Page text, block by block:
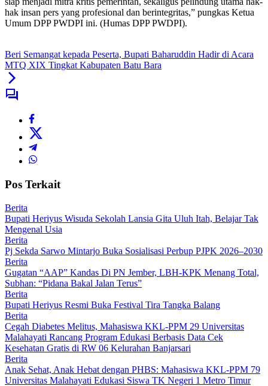
hak insan pers yang profesional dan berintegritas,” pungkas Ketua
Umum DPP PWDPI ini. (Humas DPP PWDPI).
Beri Semangat kepada Peserta, Bupati Baharuddin Hadir di Acara
MTQ XIX Tingkat Kabupaten Batu Bara
Pos Terkait
Berita
Bupati Heriyus Wisuda Sekolah Lansia Gita Uluh Itah, Belajar Tak
Mengenal Usia
Berita
Pj Sekda Sarwo Mintarjo Buka Sosialisasi Perbup PJPK 2026–2030
Berita
Gugatan “AAP” Kandas Di PN Jember, LBH-KPK Menang Total,
Subhan: “Pidana Bakal Jalan Terus”
Berita
Bupati Heriyus Resmi Buka Festival Tira Tangka Balang
Berita
Cegah Diabetes Melitus, Mahasiswa KKL-PPM 29 Universitas
Malahayati Rancang Program Edukasi Berbasis Data Cek
Kesehatan Gratis di RW 06 Kelurahan Banjarsari
Berita
Anak Sehat, Anak Hebat dengan PHBS: Mahasiswa KKL-PPM 79
Universitas Malahayati Edukasi Siswa TK Negeri 1 Metro Timur